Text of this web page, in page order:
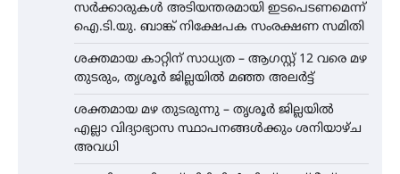
സർക്കാരുകൾ അടിയന്തരമായി ഇടപെടണമെന്ന്
ഐ.ടി.യു. ബാങ്ക് നിക്ഷേപക സംരക്ഷണ സമിതി
ശക്തമായ കാറ്റിന് സാധ്യത – ആഗസ്റ്റ് 12 വരെ മഴ
തുടരും, തൃശൂർ ജില്ലയിൽ മഞ്ഞ അലർട്ട്
ശക്തമായ മഴ തുടരുന്നു – തൃശൂർ ജില്ലയിൽ
എല്ലാ വിദ്യാഭ്യാസ സ്ഥാപനങ്ങൾക്കും ശനിയാഴ്ച
അവധി